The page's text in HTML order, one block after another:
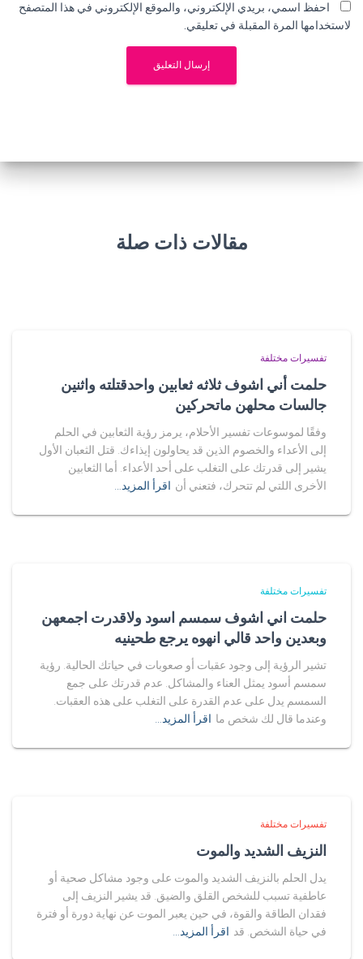
احفظ اسمي، بريدي الإلكتروني، والموقع الإلكتروني في هذا المتصفح
لاستخدامها المرة المقبلة في تعليقي.
مقالات ذات صلة
تفسيرات مختلفة
حلمت أني اشوف ثلاثه ثعابين واحدقتلته واثنين
جالسات محلهن ماتحركين
وفقًا لموسوعات تفسير الأحلام، يرمز رؤية الثعابين في الحلم
إلى الأعداء والخصوم الذين قد يحاولون إيذاءك. قتل الثعبان الأول
يشير إلى قدرتك على التغلب على أحد الأعداء. أما الثعابين
الأخرى اللتي لم تتحرك، فتعني أن اقرأ المزيد…
تفسيرات مختلفة
حلمت اني اشوف سمسم اسود ولاقدرت اجمعهن
وبعدين واحد قالي انهوه يرجع طحينيه
تشير الرؤية إلى وجود عقبات أو صعوبات في حياتك الحالية. رؤية
سمسم أسود يمثل العناء والمشاكل. عدم قدرتك على جمع
السمسم يدل على عدم القدرة على التغلب على هذه العقبات.
وعندما قال لك شخص ما اقرأ المزيد…
تفسيرات مختلفة
النزيف الشديد والموت
يدل الحلم بالنزيف الشديد والموت على وجود مشاكل صحية أو
عاطفية تسبب للشخص القلق والضيق. قد يشير النزيف إلى
فقدان الطاقة والقوة، في حين يعبر الموت عن نهاية دورة أو فترة
في حياة الشخص. قد اقرأ المزيد…